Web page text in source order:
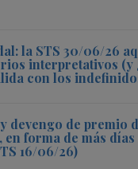
la STS 30/06/26
interpretativos (y
con los
devengo de premio
forma de más días
16/06/26)